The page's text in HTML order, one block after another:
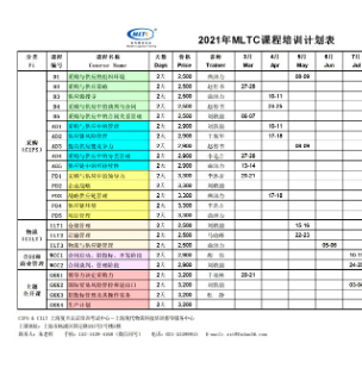
精彩回顾
师资团队
学员专区
供应链硕士
关于我们